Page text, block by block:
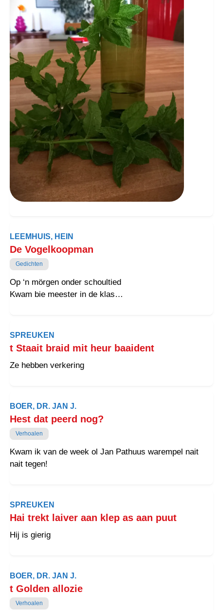
LEEMHUIS, HEIN
De Vogelkoopman
Gedichten
Op ‘n mörgen onder schoultied
Kwam bie meester in de klas
SPREUKEN
t Staait braid mit heur baaident
Ze hebben verkering
BOER, DR. JAN J.
Hest dat peerd nog?
Verhoalen
Kwam ik van de week ol Jan Pathuus warempel nait
nait tegen!
SPREUKEN
Hai trekt laiver aan klep as aan puut
Hij is gierig
BOER, DR. JAN J.
t Golden allozie
Verhoalen